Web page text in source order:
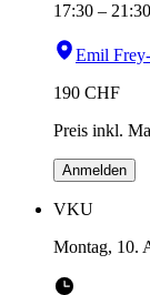
17:30 – 21:30
Emil
190 CHF
Preis inkl.
Anmelden
VKU
Montag, 10.